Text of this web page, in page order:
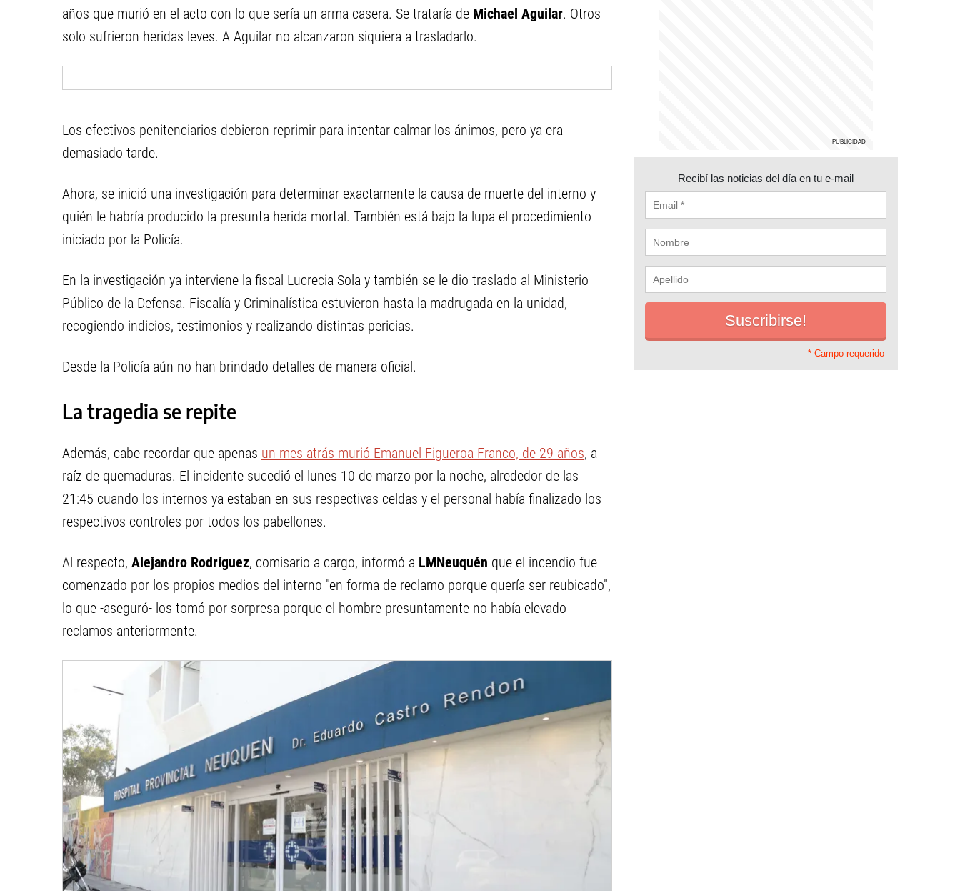
años que murió en el acto con lo que sería un arma casera. Se trataría de Michael Aguilar. Otros
solo sufrieron heridas leves. A Aguilar no alcanzaron siquiera a trasladarlo.
Los efectivos penitenciarios debieron reprimir para intentar calmar los ánimos, pero ya era
demasiado tarde.
Ahora, se inició una investigación para determinar exactamente la causa de muerte del interno y
quién le habría producido la presunta herida mortal. También está bajo la lupa el procedimiento
iniciado por la Policía.
En la investigación ya interviene la fiscal Lucrecia Sola y también se le dio traslado al Ministerio
Público de la Defensa. Fiscalía y Criminalística estuvieron hasta la madrugada en la unidad,
recogiendo indicios, testimonios y realizando distintas pericias.
Desde la Policía aún no han brindado detalles de manera oficial.
La tragedia se repite
Además, cabe recordar que apenas un mes atrás murió Emanuel Figueroa Franco, de 29 años, a
raíz de quemaduras. El incidente sucedió el lunes 10 de marzo por la noche, alrededor de las
21:45 cuando los internos ya estaban en sus respectivas celdas y el personal había finalizado los
respectivos controles por todos los pabellones.
Al respecto, Alejandro Rodríguez, comisario a cargo, informó a LMNeuquén que el incendio fue
comenzado por los propios medios del interno "en forma de reclamo porque quería ser reubicado",
lo que -aseguró- los tomó por sorpresa porque el hombre presuntamente no había elevado
reclamos anteriormente.
Recibí las noticias del día en tu e-mail
* Campo requerido